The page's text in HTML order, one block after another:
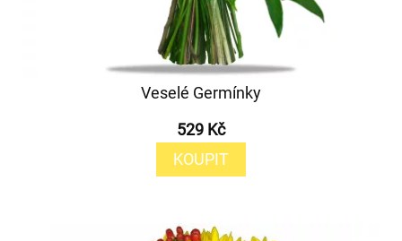
Veselé Germínky
529 Kč
KOUPIT